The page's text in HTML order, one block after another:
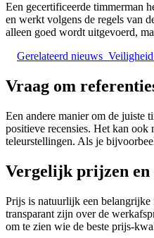
Een gecertificeerde timmerman
en werkt volgens de regels van
alleen goed wordt uitgevoerd,
Gerelateerd nieuws
Vraag om
Een andere manier om de juiste
positieve recensies. Het kan
teleurstellingen. Als je
Vergelijk prijzen en
Prijs is natuurlijk een belangrijke
transparant zijn over de
om te zien wie de beste prijs-